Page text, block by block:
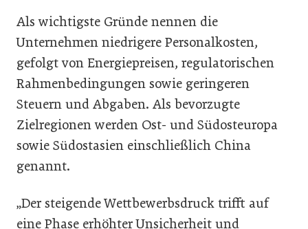
Als wichtigste Gründe nennen die
Unternehmen niedrigere Personalkosten,
gefolgt von Energiepreisen, regulatorischen
Rahmenbedingungen sowie geringeren
Steuern und Abgaben. Als bevorzugte
Zielregionen werden Ost- und Südosteuropa
sowie Südostasien einschließlich China
genannt.
„Der steigende Wettbewerbsdruck trifft auf
eine Phase erhöhter Unsicherheit und